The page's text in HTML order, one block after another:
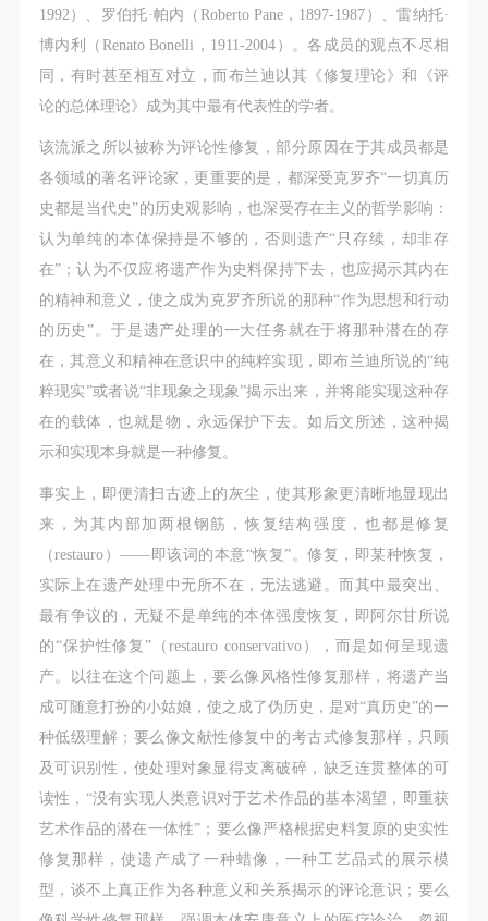
1992）、罗伯托·帕内（Roberto Pane，1897-1987）、雷纳托·
博内利（Renato Bonelli，1911-2004）。各成员的观点不尽相
同，有时甚至相互对立，而布兰迪以其《修复理论》和《评
论的总体理论》成为其中最有代表性的学者。
该流派之所以被称为评论性修复，部分原因在于其成员都是
各领域的著名评论家，更重要的是，都深受克罗齐“一切真历
史都是当代史”的历史观影响，也深受存在主义的哲学影响：
认为单纯的本体保持是不够的，否则遗产“只存续，却非存
在”；认为不仅应将遗产作为史料保持下去，也应揭示其内在
的精神和意义，使之成为克罗齐所说的那种“作为思想和行动
的历史”。于是遗产处理的一大任务就在于将那种潜在的存
在，其意义和精神在意识中的纯粹实现，即布兰迪所说的“纯
粹现实”或者说“非现象之现象”揭示出来，并将能实现这种存
在的载体，也就是物，永远保护下去。如后文所述，这种揭
示和实现本身就是一种修复。
事实上，即便清扫古迹上的灰尘，使其形象更清晰地显现出
来，为其内部加两根钢筋，恢复结构强度，也都是修复
（restauro）——即该词的本意“恢复”。修复，即某种恢复，
实际上在遗产处理中无所不在，无法逃避。而其中最突出、
最有争议的，无疑不是单纯的本体强度恢复，即阿尔甘所说
的“保护性修复”（restauro conservativo），而是如何呈现遗
产。以往在这个问题上，要么像风格性修复那样，将遗产当
成可随意打扮的小姑娘，使之成了伪历史，是对“真历史”的一
种低级理解；要么像文献性修复中的考古式修复那样，只顾
及可识别性，使处理对象显得支离破碎，缺乏连贯整体的可
读性，“没有实现人类意识对于艺术作品的基本渴望，即重获
艺术作品的潜在一体性”；要么像严格根据史料复原的史实性
修复那样，使遗产成了一种蜡像，一种工艺品式的展示模
型，谈不上真正作为各种意义和关系揭示的评论意识；要么
第六条
参与活动者在参与活动时应当在美术馆工作人员及活
动导师、教师指导下进行，并正确的使用活动中所涉
及到的绘画工具、创作材料及配套设备、设施，若参
与者因个人原因在使用相应绘画工具、创作材料及配
套设备、设施造成个人受伤、伤害他人及造成相应工
具、材料、设备或设施的故障或损坏。参与活动者应
当承当相应的全部责任，并主动赔偿相应的经济损
失。活动中任何非事故当事人及美术馆将不承担人身
事故的任何责任。
中央美术学院美术馆肖像权许可使用协议
根据《中华人民共和国广告法》、《中华人民共和国
民法通则》以及 最高人民法院关于贯彻执行 《中华
人民共和国民法通则》若干问题的意见（试行）>的
有关规定，为明确肖像许可方（甲方）和使用方（乙
带有甲方肖像的作品的使用达成如下一致协议：
一、 一般约定
（1）、甲方为本协议中的肖像权人，自愿将自己的
肖像权许可乙方作符合本协议约定和法律规定的用
途。
（2）、乙方中央美术学院美术馆是一所具有标志
性、专业性、国际化的现代公共美术馆。中央美术学
院美术馆与时代同行，努力塑造一个开放、自由、学
术的空间氛围，竭诚与各单位、企业、机构、艺术家
和观众进行良好互动。以学院的学术研究为基础，积
极策划国际、国内多视角、多领域的展览、论坛及公
共教育活动，为美院师生、中外艺术家以及社会公众
提供一个交流、学习、展示的平台。作为一家公益性
单位，其开展的公共教育活动以学术性和公益性为
第六条
参与活动者在参与活动时应当在美术馆工作人员及活
动导师、教师指导下进行，并正确的使用活动中所涉
及到的绘画工具、创作材料及配套设备、设施，若参
与者因个人原因在使用相应绘画工具、创作材料及配
套设备、设施造成个人受伤、伤害他人及造成相应工
具、材料、设备或设施的故障或损坏。参与活动者应
当承当相应的全部责任，并主动赔偿相应的经济损
失。活动中任何非事故当事人及美术馆将不承担人身
事故的任何责任。
中央美术学院美术馆肖像权许可使用协议
根据《中华人民共和国广告法》、《中华人民共和国
民法通则》以及 最高人民法院关于贯彻执行 《中华
人民共和国民法通则》若干问题的意见（试行）>的
有关规定，为明确肖像许可方（甲方）和使用方（乙
带有甲方肖像的作品的使用达成如下一致协议：
一、 一般约定
（1）、甲方为本协议中的肖像权人，自愿将自己的
肖像权许可乙方作符合本协议约定和法律规定的用
途。
（2）、乙方中央美术学院美术馆是一所具有标志
性、专业性、国际化的现代公共美术馆。中央美术学
院美术馆与时代同行，努力塑造一个开放、自由、学
术的空间氛围，竭诚与各单位、企业、机构、艺术家
和观众进行良好互动。以学院的学术研究为基础，积
极策划国际、国内多视角、多领域的展览、论坛及公
共教育活动，为美院师生、中外艺术家以及社会公众
提供一个交流、学习、展示的平台。作为一家公益性
单位，其开展的公共教育活动以学术性和公益性为
第六条
参与活动者在参与活动时应当在美术馆工作人员及活
动导师、教师指导下进行，并正确的使用活动中所涉
及到的绘画工具、创作材料及配套设备、设施，若参
与者因个人原因在使用相应绘画工具、创作材料及配
套设备、设施造成个人受伤、伤害他人及造成相应工
具、材料、设备或设施的故障或损坏。参与活动者应
当承当相应的全部责任，并主动赔偿相应的经济损
失。活动中任何非事故当事人及美术馆将不承担人身
事故的任何责任。
中央美术学院美术馆肖像权许可使用协议
根据《中华人民共和国广告法》、《中华人民共和国
民法通则》以及 最高人民法院关于贯彻执行 《中华
人民共和国民法通则》若干问题的意见（试行）>的
有关规定，为明确肖像许可方（甲方）和使用方（乙
带有甲方肖像的作品的使用达成如下一致协议：
一、 一般约定
（1）、甲方为本协议中的肖像权人，自愿将自己的
肖像权许可乙方作符合本协议约定和法律规定的用
途。
（2）、乙方中央美术学院美术馆是一所具有标志
性、专业性、国际化的现代公共美术馆。中央美术学
院美术馆与时代同行，努力塑造一个开放、自由、学
术的空间氛围，竭诚与各单位、企业、机构、艺术家
和观众进行良好互动。以学院的学术研究为基础，积
极策划国际、国内多视角、多领域的展览、论坛及公
共教育活动，为美院师生、中外艺术家以及社会公众
提供一个交流、学习、展示的平台。作为一家公益性
单位，其开展的公共教育活动以学术性和公益性为